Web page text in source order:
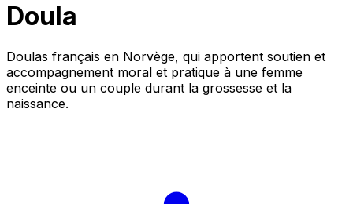
Doula
Doulas français en Norvège, qui apportent soutien et
accompagnement moral et pratique à une femme
enceinte ou un couple durant la grossesse et la
naissance.